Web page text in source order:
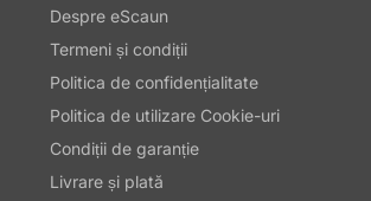
Despre eScaun
Termeni și condiții
Politica de confidențialitate
Politica de utilizare Cookie-uri
Condiții de garanție
Livrare și plată